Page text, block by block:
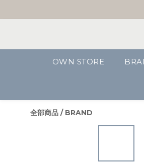
OWN STORE
全部商品 / BRAND